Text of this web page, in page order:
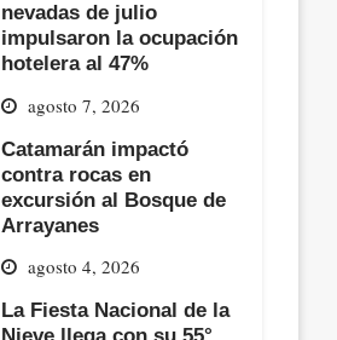
nevadas de julio
impulsaron la ocupación
hotelera al 47%
agosto 7, 2026
Catamarán impactó
contra rocas en
excursión al Bosque de
Arrayanes
agosto 4, 2026
La Fiesta Nacional de la
Nieve llega con su 55°